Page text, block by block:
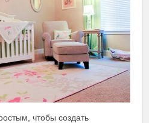
чтобы создать